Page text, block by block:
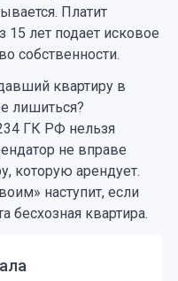
Платит
лет подает исковое
собственности.
квартиру в
лишиться?
ГК РФ нельзя
не вправе
которую арендует.
наступит, если
бесхозная квартира.